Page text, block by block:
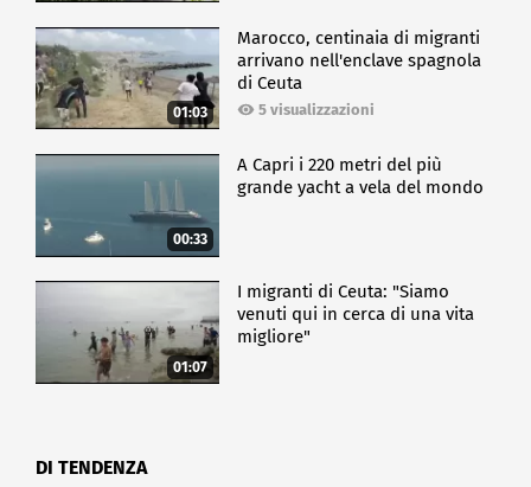
01:03
Marocco, centinaia di migranti
arrivano nell'enclave spagnola
di Ceuta
5 visualizzazioni
00:33
A Capri i 220 metri del più
grande yacht a vela del mondo
01:07
I migranti di Ceuta: "Siamo
venuti qui in cerca di una vita
migliore"
DI TENDENZA